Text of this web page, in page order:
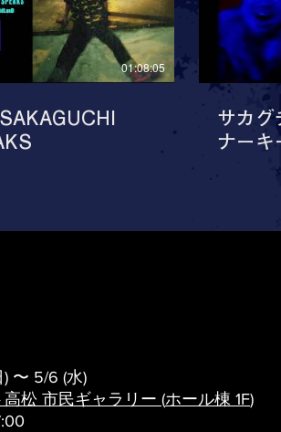
01:08:05
サカグ
ナー
〜 5/6 (水)
松 市民ギャラリー (ホール棟 1F)